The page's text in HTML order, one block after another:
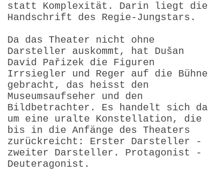
statt Komplexität. Darin liegt die
Handschrift des Regie-Jungstars.
Da das Theater nicht ohne
Darsteller auskommt, hat Dušan
David Pařizek die Figuren
Irrsiegler und Reger auf die Bühne
gebracht, das heisst den
Museumsaufseher und den
Bildbetrachter. Es handelt sich da
um eine uralte Konstellation, die
bis in die Anfänge des Theaters
zurückreicht: Erster Darsteller -
zweiter Darsteller. Protagonist -
Deuteragonist.